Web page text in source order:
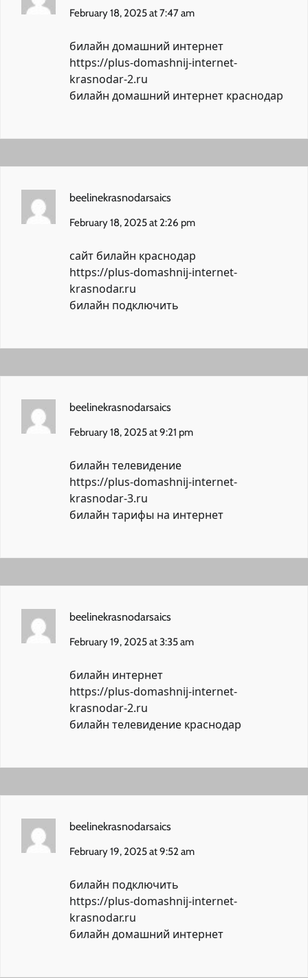
February 18, 2025 at 7:47 am
билайн домашний интернет
https://plus-domashnij-internet-
krasnodar-2.ru
билайн домашний интернет краснодар
beelinekrasnodarsaics
February 18, 2025 at 2:26 pm
сайт билайн краснодар
https://plus-domashnij-internet-
krasnodar.ru
билайн подключить
beelinekrasnodarsaics
February 18, 2025 at 9:21 pm
билайн телевидение
https://plus-domashnij-internet-
krasnodar-3.ru
билайн тарифы на интернет
beelinekrasnodarsaics
February 19, 2025 at 3:35 am
билайн интернет
https://plus-domashnij-internet-
krasnodar-2.ru
билайн телевидение краснодар
beelinekrasnodarsaics
February 19, 2025 at 9:52 am
билайн подключить
https://plus-domashnij-internet-
krasnodar.ru
билайн домашний интернет